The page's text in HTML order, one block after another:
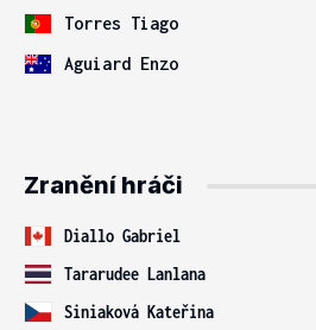
Torres Tiago
Aguiard Enzo
Zranění hráči
Diallo Gabriel
Tararudee Lanlana
Siniaková Kateřina